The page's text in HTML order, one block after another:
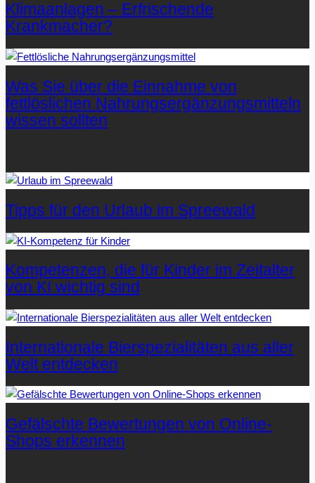
Klimaanlagen – Erfrischende
Krankmacher?
Was Sie über die Einnahme von
fettlöslichen Nahrungsergänzungsmitteln
wissen sollten
Tipps für den Urlaub im Spreewald
Kompetenzen, die für Kinder im Zeitalter
von KI wichtig sind
Internationale Bierspezialitäten aus aller
Welt entdecken
Gefälschte Bewertungen von Online-
Shops erkennen